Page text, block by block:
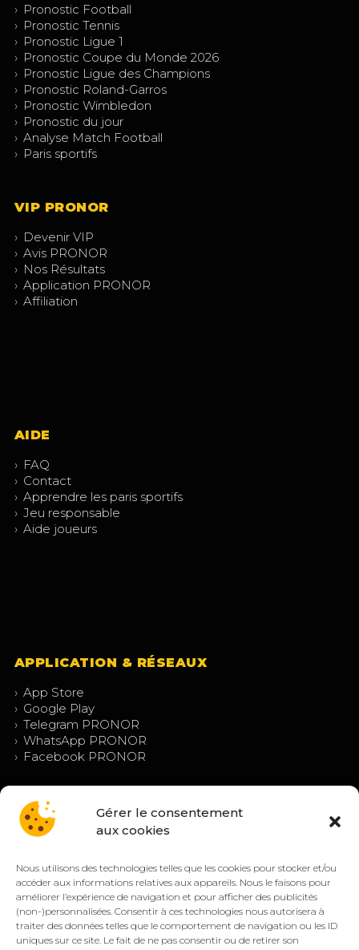
Gérer le consentement
aux cookies
Nous utilisons des technologies telles que les cookies pour stocker et/ou
accéder aux informations relatives aux appareils. Nous le faisons pour
améliorer l’expérience de navigation et pour afficher des publicités
(non-)personnalisées. Consentir à ces technologies nous autorisera à
traiter des données telles que le comportement de navigation ou les ID
uniques sur ce site. Le fait de ne pas consentir ou de retirer son
› Pronostic Football
› Pronostic Tennis
› Pronostic Ligue 1
› Pronostic Coupe du Monde 2026
› Pronostic Ligue des Champions
› Pronostic Roland-Garros
› Pronostic Wimbledon
› Pronostic du jour
› Analyse Match Football
› Paris sportifs
VIP PRONOR
› Devenir VIP
› Avis PRONOR
› Nos Résultats
› Application PRONOR
› Affiliation
AIDE
› FAQ
› Contact
› Apprendre les paris sportifs
› Jeu responsable
› Aide joueurs
APPLICATION & RÉSEAUX
› App Store
› Google Play
› Telegram PRONOR
› WhatsApp PRONOR
› Facebook PRONOR
© PRONOR 2019 – 2026 — Tous droits réservés.
Mentions légales
Confidentialité CGV/CGU Cookies (EU)